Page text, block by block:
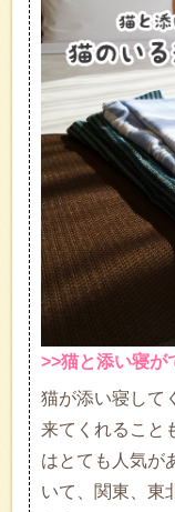
>>猫と添い寝が
猫が添い寝して
来てくれること
はとても人気が
いて、関東、東